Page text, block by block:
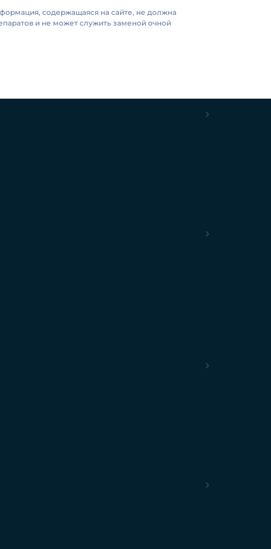
содержащаяся на сайте, не должна
и не может служить заменой очной